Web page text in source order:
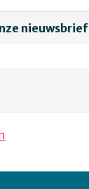
nieuwsbrief